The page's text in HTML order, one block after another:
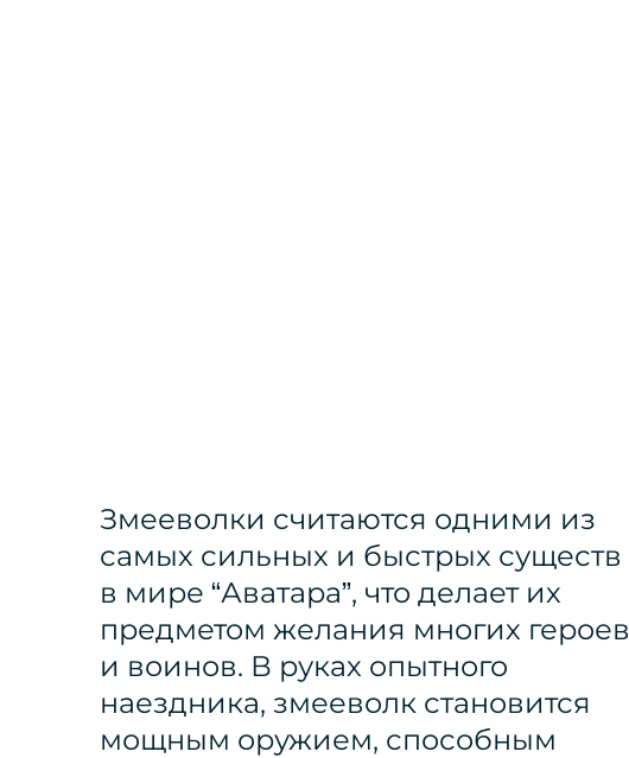
Змееволки считаются одними из
самых сильных и быстрых существ
в мире “Аватара”, что делает их
предметом желания многих героев
и воинов. В руках опытного
наездника, змееволк становится
мощным оружием, способным